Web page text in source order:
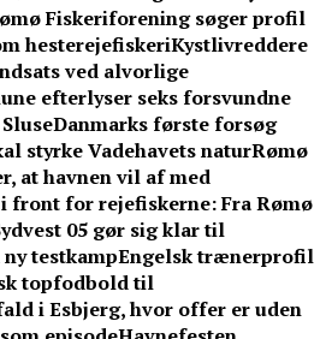
Fiskeriforening søger profil
hesterejefiskeriKystlivreddere
ved alvorlige
efterlyser seks forsvundne
Danmarks første forsøg
styrke Vadehavets naturRømø
at havnen vil af med
front for rejefiskerne: Fra Rømø
05 gør sig klar til
testkampEngelsk trænerprofil
topfodbold til
i Esbjerg, hvor offer er uden